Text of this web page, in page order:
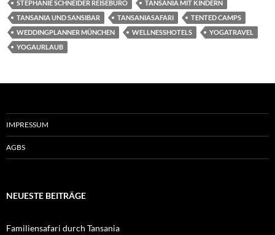
STEPHANIE SCHNEIDER REISEBÜRO
TANSANIA MIT KINDERN
TANSANIA UND SANSIBAR
TANSANIASAFARI
TENTED CAMPS
WEDDINGPLANNER MÜNCHEN
WELLNESSHOTELS
YOGATRAVEL
YOGAURLAUB
IMPRESSUM
AGBS
NEUESTE BEITRÄGE
Familiensafari durch Tansania